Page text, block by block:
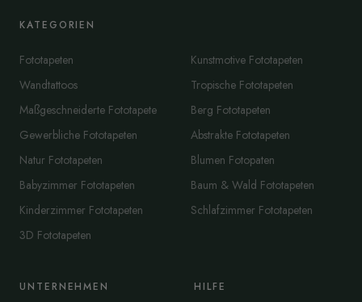
KATEGORIEN
Fototapeten
Wandtattoos
Maßgeschneiderte Fototapete
Gewerbliche Fototapeten
Natur Fototapeten
Babyzimmer Fototapeten
Kinderzimmer Fototapeten
3D Fototapeten
Kunstmotive Fototapeten
Tropische Fototapeten
Berg Fototapeten
Abstrakte Fototapeten
Blumen Fotopaten
Baum & Wald Fototapeten
Schlafzimmer Fototapeten
UNTERNEHMEN HILFE